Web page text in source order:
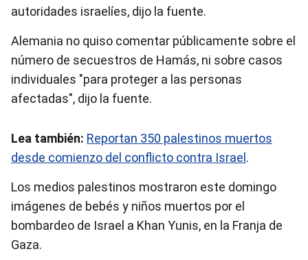
autoridades israelíes, dijo la fuente.
Alemania no quiso comentar públicamente sobre el
número de secuestros de Hamás, ni sobre casos
individuales "para proteger a las personas
afectadas", dijo la fuente.
Lea también: Reportan 350 palestinos muertos
desde comienzo del conflicto contra Israel .
Los medios palestinos mostraron este domingo
imágenes de bebés y niños muertos por el
bombardeo de Israel a Khan Yunis, en la Franja de
Gaza.